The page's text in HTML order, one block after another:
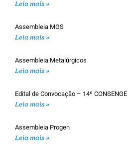
Leia mais »
Assembleia MGS
Leia mais »
Assembleia Metalúrgicos
Leia mais »
Edital de Convocação – 14º CONSENGE
Leia mais »
Assembleia Progen
Leia mais »